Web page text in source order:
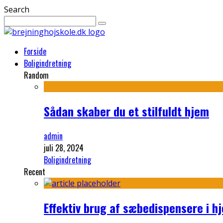
Search
Forside
Boligindretning
Random
Sådan skaber du et stilfuldt hjem
admin
juli 28, 2024
Boligindretning
Recent
Effektiv brug af sæbedispensere i